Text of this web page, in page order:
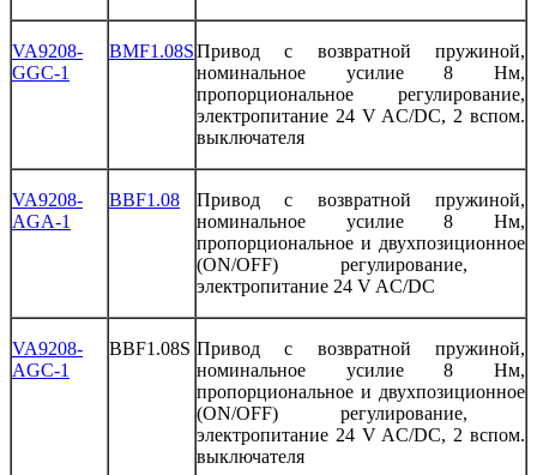
VA9208-
GGC-1
BMF1.08SПривод с возвратной пружиной,
номинальное
усилие8Нм,
пропорциональное регулирование,
электропитание 24 V AC/DC, 2вспом.
выключателя
VA9208-
AGA-1
BBF1.08 Привод с возвратной пружиной,
номинальное
усилие8Нм,
пропорциональное и двухпозиционное
(ON/OFF) регулирование,
электропитание 24 V AC/DC
VA9208-
AGC-1
BBF1.08S Привод с возвратной пружиной,
номинальное
усилие8Нм,
пропорциональное и двухпозиционное
(ON/OFF) регулирование,
электропитание 24 V AC/DC, 2вспом.
выключателя